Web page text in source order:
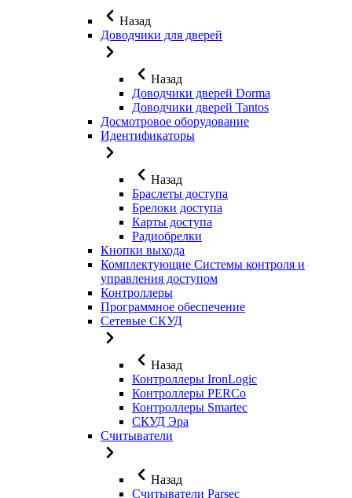
Назад
Доводчики для дверей
Назад
Доводчики дверей Dorma
Доводчики дверей Tantos
Досмотровое оборудование
Идентификаторы
Назад
Браслеты доступа
Брелоки доступа
Карты доступа
Радиобрелки
Кнопки выхода
Комплектующие Системы контроля и
управления доступом
Контроллеры
Программное обеспечение
Сетевые СКУД
Назад
Контроллеры IronLogic
Контроллеры PERCo
Контроллеры Smartec
СКУД Эра
Считыватели
Назад
Считыватели Parsec